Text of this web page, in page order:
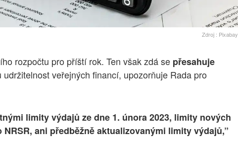
Zdroj : Pixabay
rozpočtu pro příští rok. Ten však zdá se přesahuje
veřejných financí, upozorňuje Rada pro
limity výdajů ze dne 1. února 2023, limity nových
ani předběžně aktualizovanými limity výdajů,”